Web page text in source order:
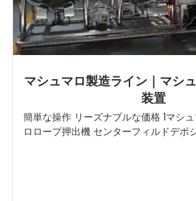
マシュマロ製造ライン｜マシ
装置
簡単な操作 リーズナブルな価格 1マシ
ロロープ押出機 センターフィルドデポ